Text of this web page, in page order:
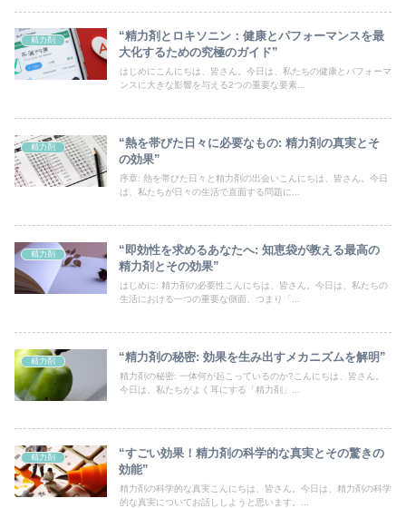
精力剤
“精力剤とロキソニン：健康とパフォーマンスを最
大化するための究極のガイド”
はじめにこんにちは、皆さん。今日は、私たちの健康とパフォーマ
ンスに大きな影響を与える2つの重要な要素...
精力剤
“熱を帯びた日々に必要なもの: 精力剤の真実とそ
の効果”
序章: 熱を帯びた日々と精力剤の出会いこんにちは、皆さん。今日
は、私たちが日々の生活で直面する問題に...
精力剤
“即効性を求めるあなたへ: 知恵袋が教える最高の
精力剤とその効果”
はじめに: 精力剤の必要性こんにちは、皆さん。今日は、私たちの
生活における一つの重要な側面、つまり「...
精力剤 “精力剤の秘密: 効果を生み出すメカニズムを解明”
精力剤の秘密: 一体何が起こっているのか?こんにちは、皆さん。
今日は、私たちがよく耳にする「精力剤」...
精力剤
“すごい効果！精力剤の科学的な真実とその驚きの
効能”
精力剤の科学的な真実こんにちは、皆さん。今日は、精力剤の科学
的な真実についてお話ししようと思います。...